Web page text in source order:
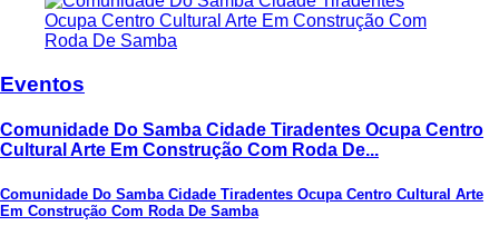
Eventos
Comunidade Do Samba Cidade Tiradentes Ocupa Centro
Cultural Arte Em Construção Com Roda De...
Comunidade Do Samba Cidade Tiradentes Ocupa Centro Cultural Arte
Em Construção Com Roda De Samba